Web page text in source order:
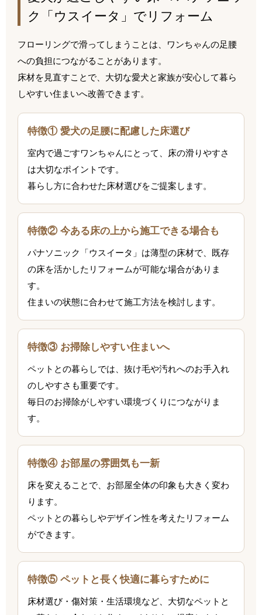
ク「ウスイータ」でリフォーム
フローリングで滑ってしまうことは、ワンちゃんの足腰
への負担につながることがあります。
床材を見直すことで、大切な愛犬と家族が安心して暮ら
しやすい住まいへ改善できます。
特徴① 愛犬の足腰に配慮した床選び
室内で過ごすワンちゃんにとって、床の滑りやすさ
は大切なポイントです。
暮らし方に合わせた床材選びをご提案します。
特徴② 今ある床の上から施工できる場合も
パナソニック「ウスイータ」は薄型の床材で、既存
の床を活かしたリフォームが可能な場合がありま
す。
住まいの状態に合わせて施工方法を検討します。
特徴③ お掃除しやすい住まいへ
ペットとの暮らしでは、抜け毛や汚れへのお手入れ
のしやすさも重要です。
毎日のお掃除がしやすい環境づくりにつながりま
す。
特徴④ お部屋の雰囲気も一新
床を変えることで、お部屋全体の印象も大きく変わ
ります。
ペットとの暮らしやデザイン性を考えたリフォーム
ができます。
特徴⑤ ペットと長く快適に暮らすために
床材選び・傷対策・生活環境など、大切なペットと